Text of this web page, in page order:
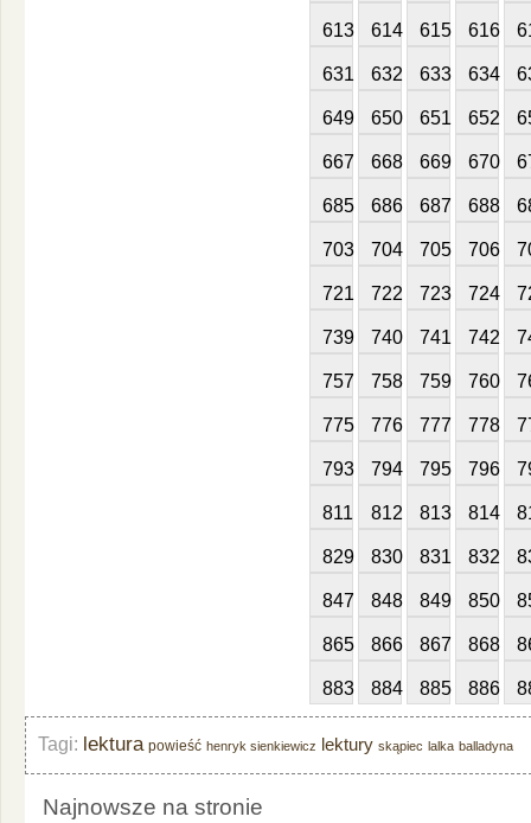
613 614 615 616
631 632 633 634
649 650 651 652
667 668 669 670
685 686 687 688
703 704 705 706
721 722 723 724
739 740 741 742
757 758 759 760
775 776 777 778
793 794 795 796
811 812 813 814
829 830 831 832
847 848 849 850
865 866 867 868
883 884 885 886
Tagi: lektura powieść henryk sienkiewicz lektury skąpiec lalka balladyna
Najnowsze na stronie